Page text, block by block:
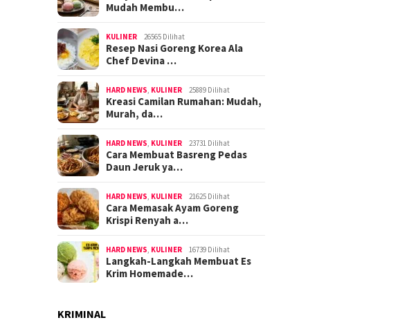
Mudah Membu…
KULINER 26565 Dilihat
Resep Nasi Goreng Korea Ala
Chef Devina …
HARD NEWS KULINER 25889 Dilihat
Kreasi Camilan Rumahan: Mudah,
Murah, da…
HARD NEWS KULINER 23731 Dilihat
Cara Membuat Basreng Pedas
Daun Jeruk ya…
HARD NEWS KULINER 21625 Dilihat
Cara Memasak Ayam Goreng
Krispi Renyah a…
HARD NEWS KULINER 16739 Dilihat
Langkah-Langkah Membuat Es
Krim Homemade…
KRIMINAL